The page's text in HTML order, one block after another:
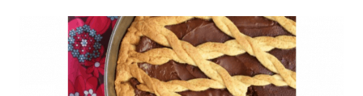
News Cinema
News Musica
News dal mondo